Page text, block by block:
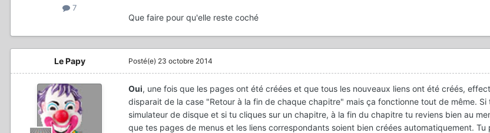
7
Que faire pour qu'elle reste coché
Le Papy Posté(e) 23 octobre 2014
Oui, une fois que les pages ont été créées et que tous les nouveaux liens ont été créés,
disparait de la case "Retour à la fin de chaque chapitre" mais ça fonctionne tout de même. Si
simulateur de disque et si tu cliques sur un chapitre, à la fin du chapitre tu reviens bien au
que tes pages de menus et les liens correspondants soient bien créées automatiquement. Tu